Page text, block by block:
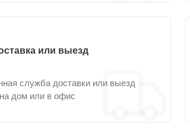
или выезд
служба доставки или выезд
дом или в офис